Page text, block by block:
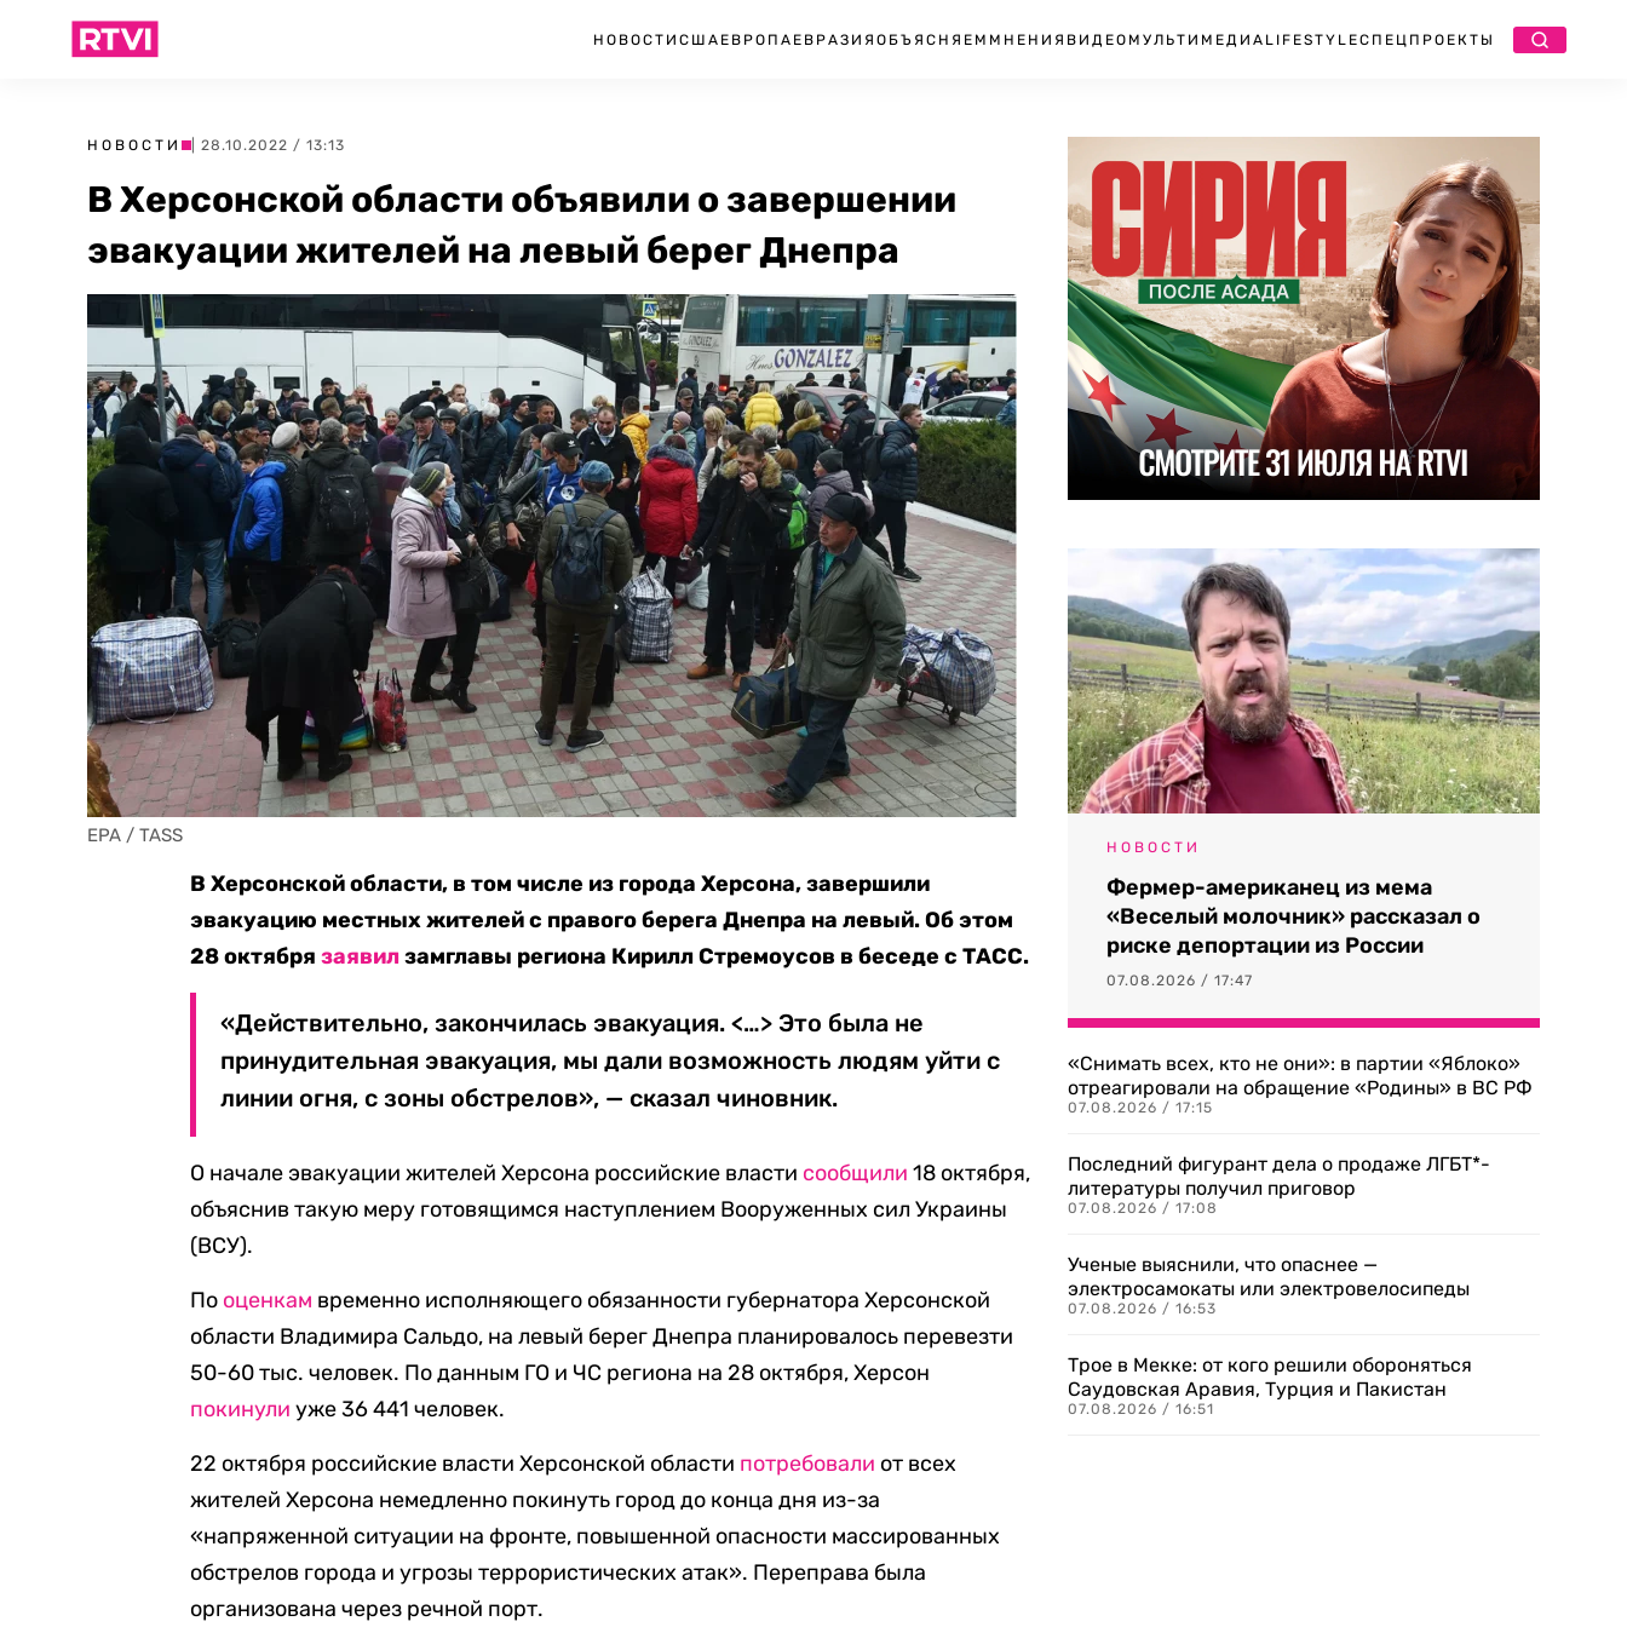
НОВОСТИ США ЕВРОПА ЕВРАЗИЯ ОБЪЯСНЯЕМ МНЕНИЯ ВИДЕО МУЛЬТИМЕДИА LIFESTYLEСПЕЦПРОЕКТЫ
НОВОСТИ | 28.10.2022 / 13:13
В Херсонской области объявили о завершении
эвакуации жителей на левый берег Днепра
EPA / TASS
В Херсонской области, в том числе из города Херсона, завершили
эвакуацию местных жителей с правого берега Днепра на левый. Об этом
28 октябрязаявилзамглавы региона Кирилл Стремоусов в беседе с ТАСС.
«Действительно, закончилась эвакуация. <…> Это была не
принудительная эвакуация, мы дали возможность людям уйти с
линии огня, с зоны обстрелов», — сказал чиновник.
О начале эвакуации жителей Херсона российские власти сообщили 18 октября,
объяснив такую меру готовящимся наступлением Вооруженных сил Украины
(ВСУ).
По оценкам временно исполняющего обязанности губернатора Херсонской
области Владимира Сальдо, на левый берег Днепра планировалось перевезти
50-60 тыс. человек. По данным ГО и ЧС региона на 28 октября, Херсон
покинули уже 36 441 человек.
22 октября российские власти Херсонской области потребовали от всех
жителей Херсона немедленно покинуть город до конца дня из-за
«напряженной ситуации на фронте, повышенной опасности массированных
обстрелов города и угрозы террористических атак». Переправа была
организована через речной порт.
НОВОСТИ
Фермер-американец из мема
«Веселый молочник» рассказал о
риске депортации из России
07.08.2026 / 17:47
«Снимать всех, кто не они»: в партии «Яблоко»
отреагировали на обращение «Родины» в ВС РФ
07.08.2026 / 17:15
Последний фигурант дела о продаже ЛГБТ*-
литературы получил приговор
07.08.2026 / 17:08
Ученые выяснили, что опаснее —
электросамокаты или электровелосипеды
07.08.2026 / 16:53
Трое в Мекке: от кого решили обороняться
Саудовская Аравия, Турция и Пакистан
07.08.2026 / 16:51